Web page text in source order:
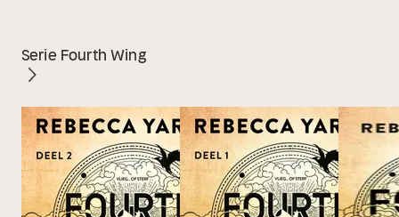
Serie Fourth Wing